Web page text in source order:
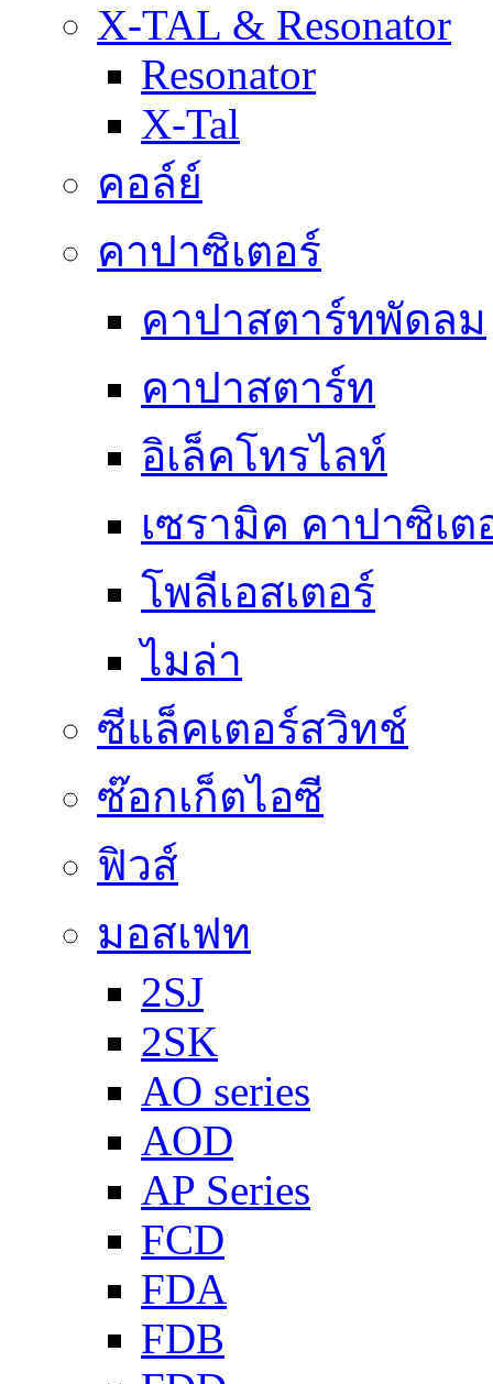
X-TAL & Resonator
Resonator
X-Tal
คอล์ย์
คาปาซิเตอร์
คาปาสตาร์ทพัดลม
คาปาสตาร์ท
อิเล็คโทรไลท์
เซรามิค คาปาซิเต
โพลีเอสเตอร์
ไมล่า
ซีแล็คเตอร์สวิทช์
ซ๊อกเก็ตไอซี
ฟิวส์
มอสเฟท
2SJ
2SK
AO series
AOD
AP Series
FCD
FDA
FDB